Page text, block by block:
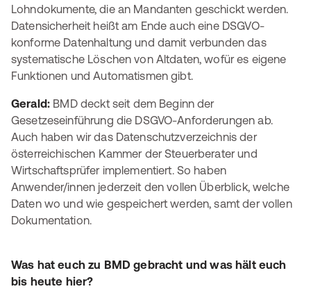
Lohndokumente, die an Mandanten geschickt werden.
Datensicherheit heißt am Ende auch eine DSGVO-
konforme Datenhaltung und damit verbunden das
systematische Löschen von Altdaten, wofür es eigene
Funktionen und Automatismen gibt.
Gerald: BMD deckt seit dem Beginn der
Gesetzeseinführung die DSGVO-Anforderungen ab.
Auch haben wir das Datenschutzverzeichnis der
österreichischen Kammer der Steuerberater und
Wirtschaftsprüfer implementiert. So haben
Anwender/innen jederzeit den vollen Überblick, welche
Daten wo und wie gespeichert werden, samt der vollen
Dokumentation.
Was hat euch zu BMD gebracht und was hält euch
bis heute hier?